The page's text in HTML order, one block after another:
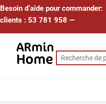
Skip
to
Besoin d’aide pour
clients : 53 781 958 —